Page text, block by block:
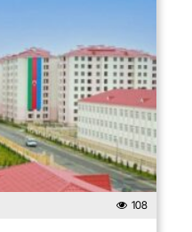
108